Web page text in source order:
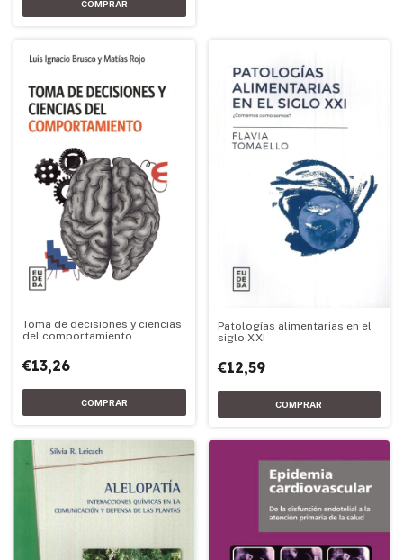
Toma de decisiones y ciencias
del comportamiento
€13,26
Patologías alimentarias en el
siglo XXI
€12,59